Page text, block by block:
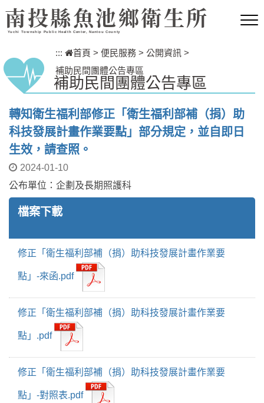
跳到主要內容區塊
南投縣魚池鄉衛生所
Yuchi Township Public Health Center, Nantou County
::: 首頁 > 便民服務 > 公開資訊 >
補助民間團體公告專區
補助民間團體公告專區
轉知衛生福利部修正「衛生福利部補（捐）助
科技發展計畫作業要點」部分規定，並自即日
生效，請查照。
2024-01-10
公布單位：企劃及長期照護科
檔案下載
修正「衛生福利部補（捐）助科技發展計畫作業要
點」-來函.pdf
修正「衛生福利部補（捐）助科技發展計畫作業要
點」.pdf
修正「衛生福利部補（捐）助科技發展計畫作業要
點」-對照表.pdf